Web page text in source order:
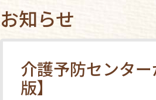
お知らせ
介護予防センタ
版】